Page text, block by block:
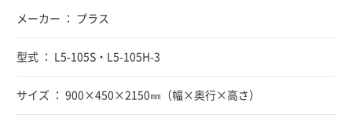
メーカー ： プラス
型式 ： L5-105S・L5-105H-3
サイズ ： 900×450×2150㎜（幅×奥行×高さ）